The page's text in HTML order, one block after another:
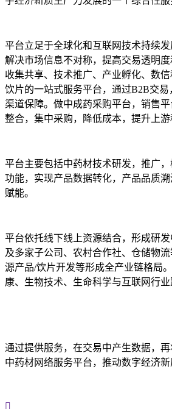
平台立足于全球化和互联网技术持续
解决市场信息不对称，提高交易透明
收集共享、技术推广、产业孵化、数
饮片的一站式服务平台，通过B2B交
渠道保障。做中成药采购平台，销售
整合，集中采购，降低成本，提升上游
平台主要包括中药材技术研发，推广
功能，实现产品数据转化，产品品质
赋能。
平台依托线下线上资源结合，形成研
及多家子公司、农村合作社、仓储物
源产品/饮片开发等形成全产业链格局
康、生物技术、生命科学与互联网行
通过提供服务，在交易中产生数据，
中药材网络服务平台，推动数字经济新